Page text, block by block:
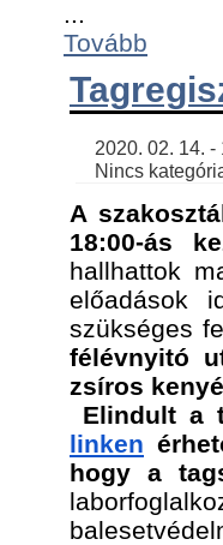
Tovább
Nincs
A
18:00-ás
hallhattok
előadások
szükséges
félévnyitó
zsíros
Elindult a
linken
hogy a